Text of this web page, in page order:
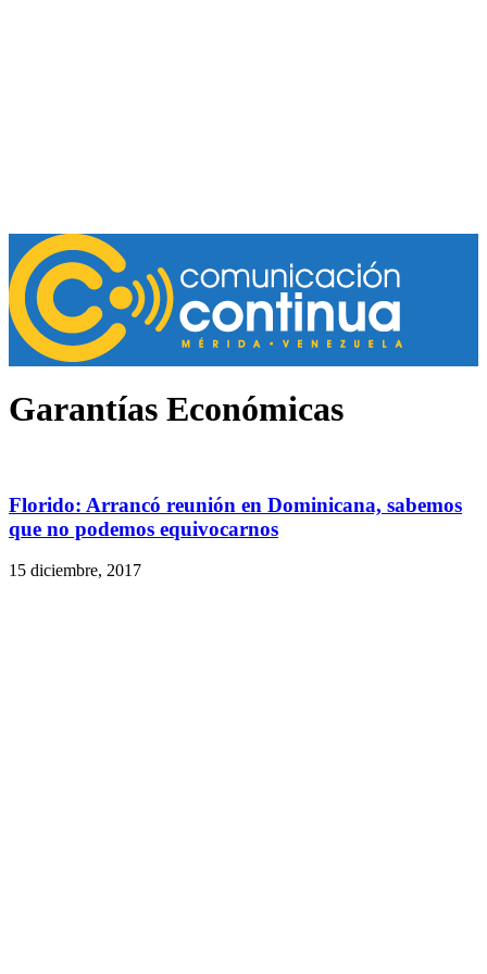
Garantías Económicas
Florido: Arrancó reunión en Dominicana, sabemos
que no podemos equivocarnos
15 diciembre, 2017